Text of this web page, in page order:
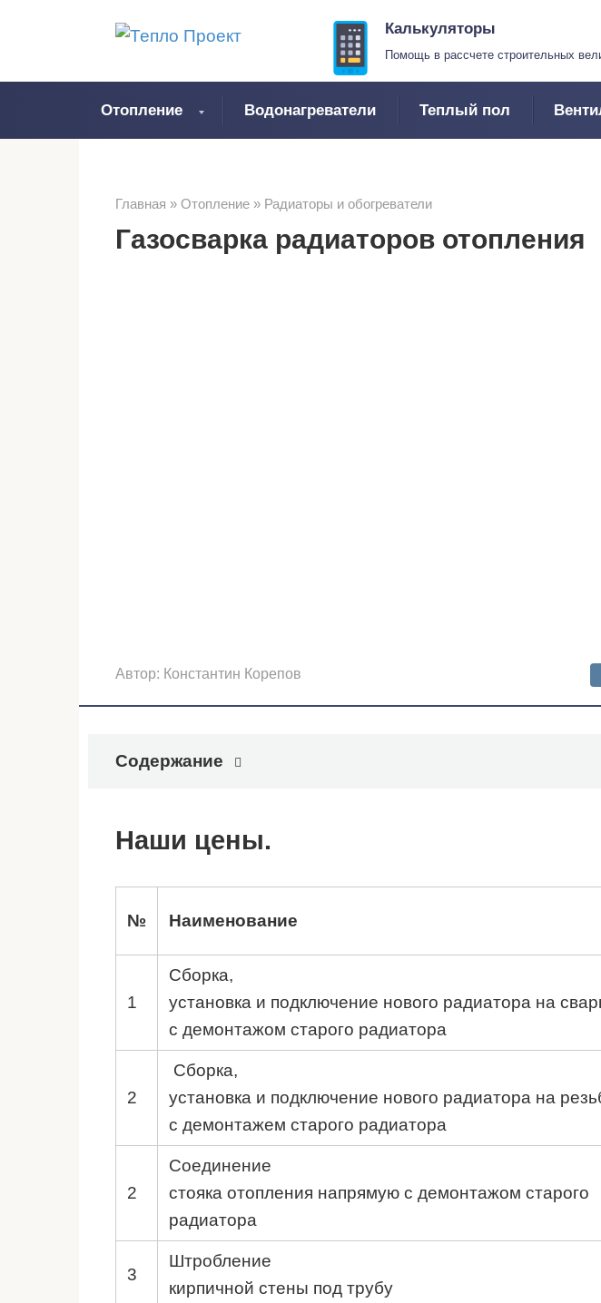
Калькуляторы
Помощь в рассчете строительных
Отопление Водонагреватели Теплый пол
Главная » Отопление » Радиаторы и обогреватели
Газосварка радиаторов отопления
Автор: Константин Корепов
Содержание
Наши цены.
№ Наименование
1
Сборка,
установка и подключение нового радиатора на
с демонтажом старого радиатора
2
Сборка,
установка и подключение нового радиатора на
с демонтажем старого радиатора
2
Соединение
стояка отопления напрямую с демонтажом старого
радиатора
3
Штробление
кирпичной стены под трубу